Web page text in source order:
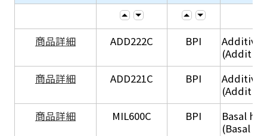
商品詳細 ADD222C BPI
商品詳細
ADD221C BPI
商品詳細
MIL600C BPI
Basal
(Basal